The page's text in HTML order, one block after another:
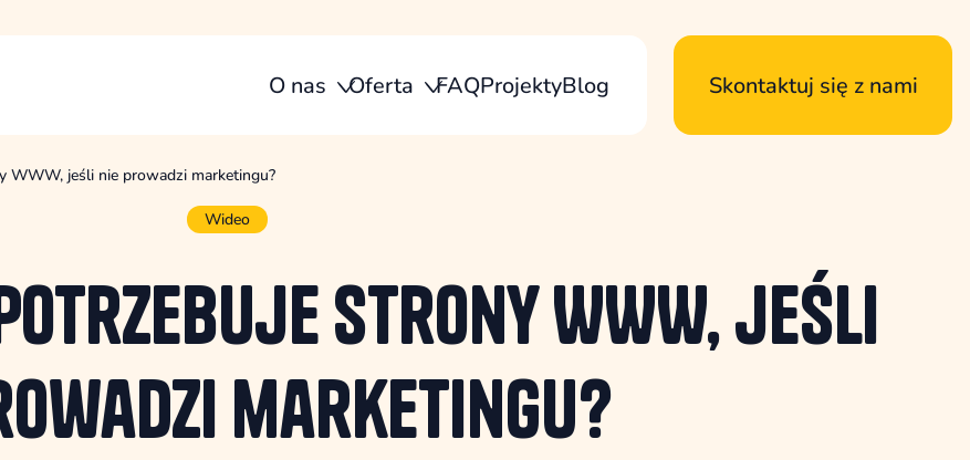
O nas Oferta FAQProjektyBlog Skontaktuj się z nami
WWW, jeśli nie prowadzi marketingu?
Wideo
strony WWW, jeśli
marketingu?